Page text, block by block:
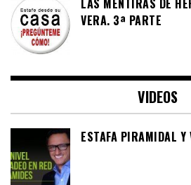
LAS MENTIRAS DE
VERA. 3ª PARTE
VIDEOS
ESTAFA PIRAMIDAL Y